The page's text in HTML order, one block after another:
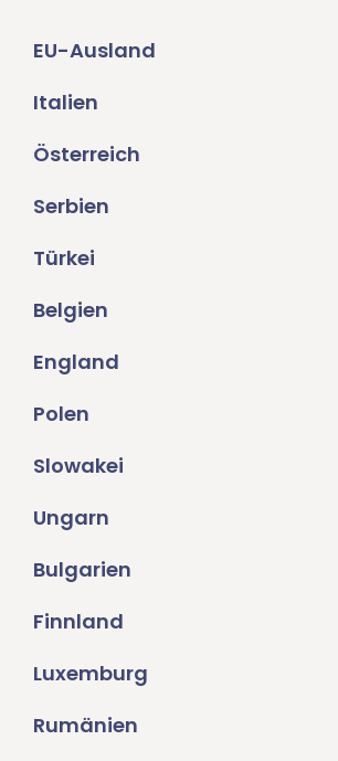
EU-Ausland
Italien
Österreich
Serbien
Türkei
Belgien
England
Polen
Slowakei
Ungarn
Bulgarien
Finnland
Luxemburg
Rumänien